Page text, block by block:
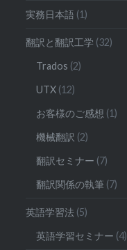
実務日本語 (1)
翻訳と翻訳工学 (32)
Trados (2)
UTX (12)
お客様のご感想 (1)
機械翻訳 (2)
翻訳セミナー (7)
翻訳関係の執筆 (7)
英語学習法 (5)
英語学習セミナー (4)